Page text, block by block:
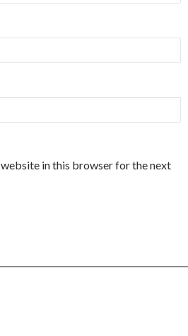
website in this browser for the next